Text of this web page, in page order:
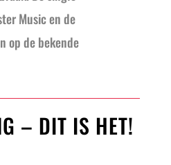
Music en de
op de bekende
– DIT IS HET!